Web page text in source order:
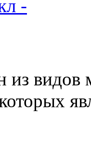
видов